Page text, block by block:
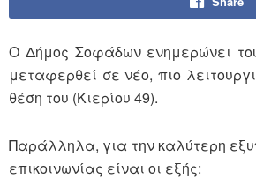
Ο Δήμος Σοφάδων ενημερώνει
μεταφερθεί σε νέο, πιο
θέση του (Κιερίου 49).
Παράλληλα, για την καλύτερη
επικοινωνίας είναι οι εξής: